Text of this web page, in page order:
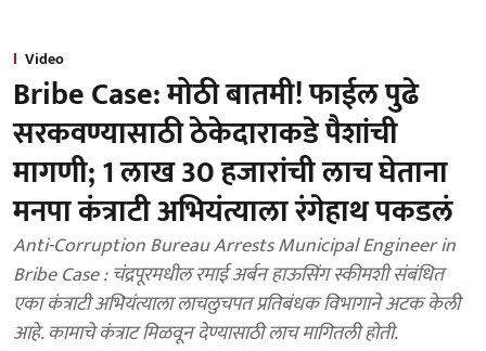
Video
Bribe Case: मोठी बातमी! फाईल पुढे
सरकवण्यासाठी ठेकेदाराकडे पैशांची
मागणी; 1 लाख 30 हजारांची लाच घेताना
मनपा कंत्राटी अभियंत्याला रंगेहाथ पकडलं
Anti-Corruption Bureau Arrests Municipal Engineer in
Bribe Case : चंद्रपूरमधील रमाई अर्बन हाऊसिंग स्कीमशी संबंधित
एका कंत्राटी अभियंत्याला लाचलुचपत प्रतिबंधक विभागाने अटक केली
आहे. कामाचे कंत्राट मिळवून देण्यासाठी लाच मागितली होती.